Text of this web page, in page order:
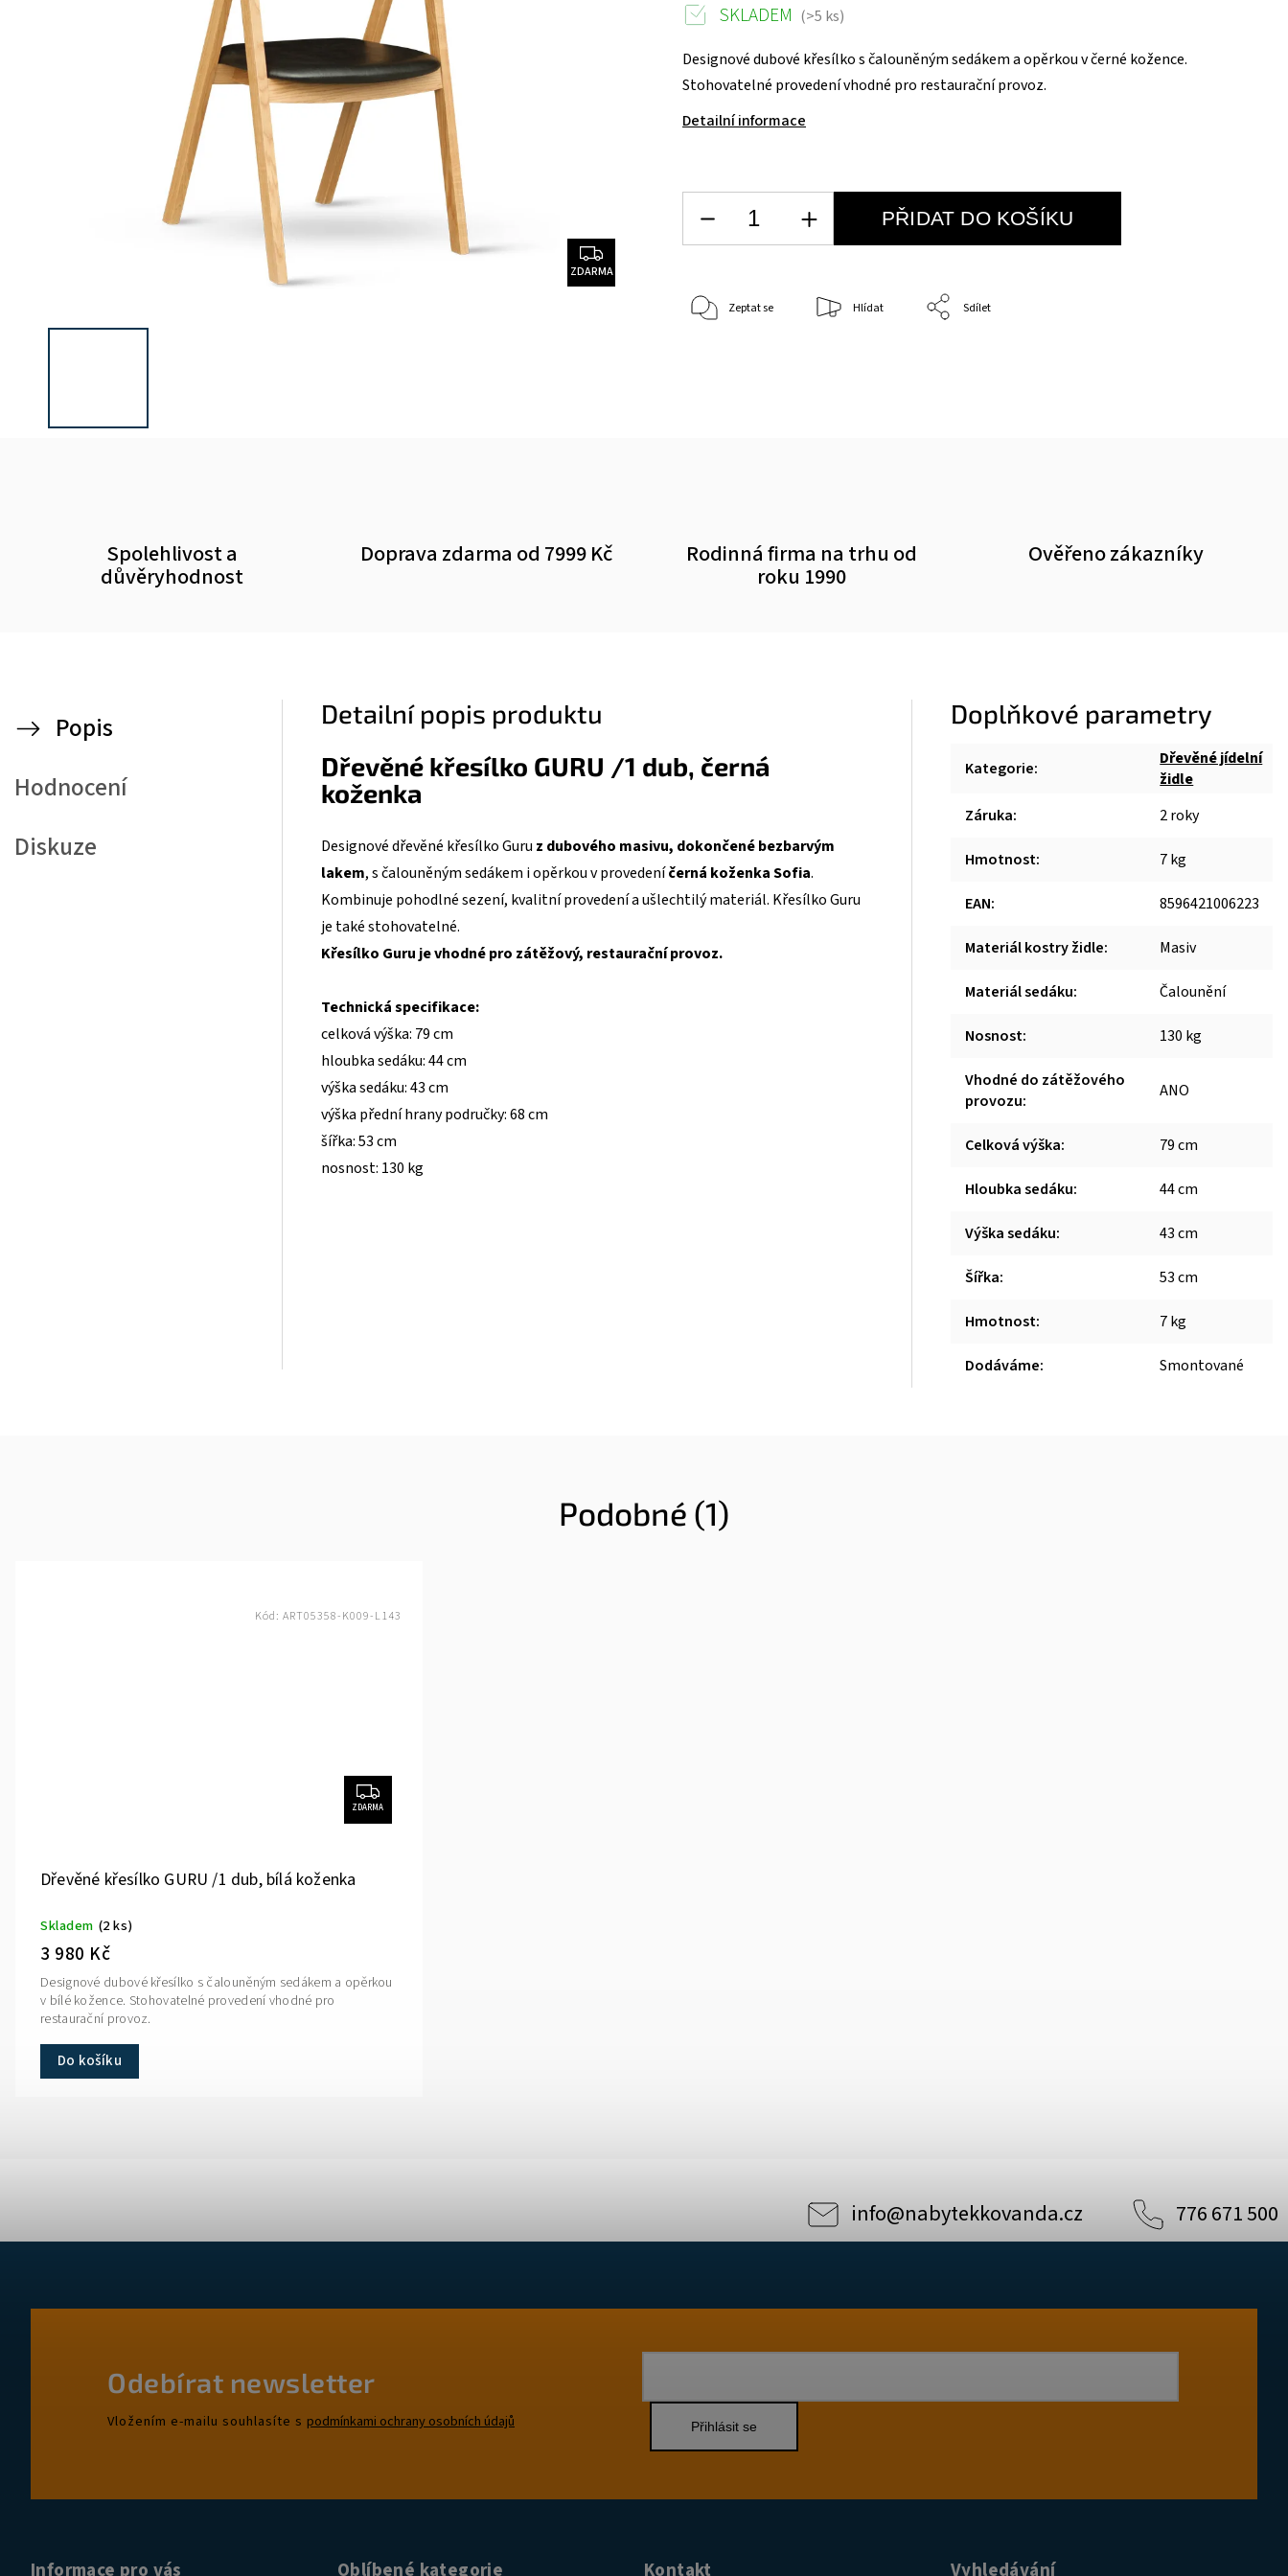
ZDARMA
Designové dubové křesílko s čalouněným sedákem a opěrkou v černé kožence.
Stohovatelné provedení vhodné pro restaurační provoz.
Detailní informace
SKLADEM (>5 ks)
PŘIDAT DO KOŠÍKU
Zeptat se Hlídat Sdílet
Spolehlivost a
důvěryhodnost
Doprava zdarma od 7999 Kč Rodinná firma na trhu od
roku 1990
Ověřeno zákazníky
Popis
Hodnocení
Diskuze
Detailní popis produktu
Dřevěné křesílko GURU /1 dub, černá
koženka
Designové dřevěné křesílko Guru z dubového masivu, dokončené bezbarvým
lakem, s čalouněným sedákem i opěrkou v provedeníčerná koženka Sofia.
Kombinuje pohodlné sezení, kvalitní provedení a ušlechtilý materiál. Křesílko Guru
je také stohovatelné.
Křesílko Guru je vhodné pro zátěžový, restaurační provoz.
Technická specifikace:
celková výška: 79 cm
hloubka sedáku: 44 cm
výška sedáku: 43 cm
výška přední hrany područky: 68 cm
šířka: 53 cm
nosnost: 130 kg
Doplňkové parametry
Kategorie:
Dřevěné jídelní
židle
Záruka: 2 roky
Hmotnost: 7 kg
EAN: 8596421006223
Materiál kostry židle: Masiv
Materiál sedáku: Čalounění
Nosnost: 130 kg
Vhodné do zátěžového
provozu: ANO
Celková výška: 79 cm
Hloubka sedáku: 44 cm
Výška sedáku: 43 cm
Šířka: 53 cm
Hmotnost: 7 kg
Dodáváme: Smontované
Podobné (1)
ZDARMA
Dřevěné křesílko GURU /1 dub, bílá koženka
Skladem (2 ks)
3 980 Kč
Do košíku
Designové dubové křesílko s čalouněným sedákem a opěrkou
v bílé kožence. Stohovatelné provedení vhodné pro
restaurační provoz.
Kód: ART05358-K009-L143
info@nabytekkovanda.cz 776 671 500
Odebírat newsletter
Vložením e-mailu souhlasíte s podmínkami ochrany osobních údajů Přihlásit se